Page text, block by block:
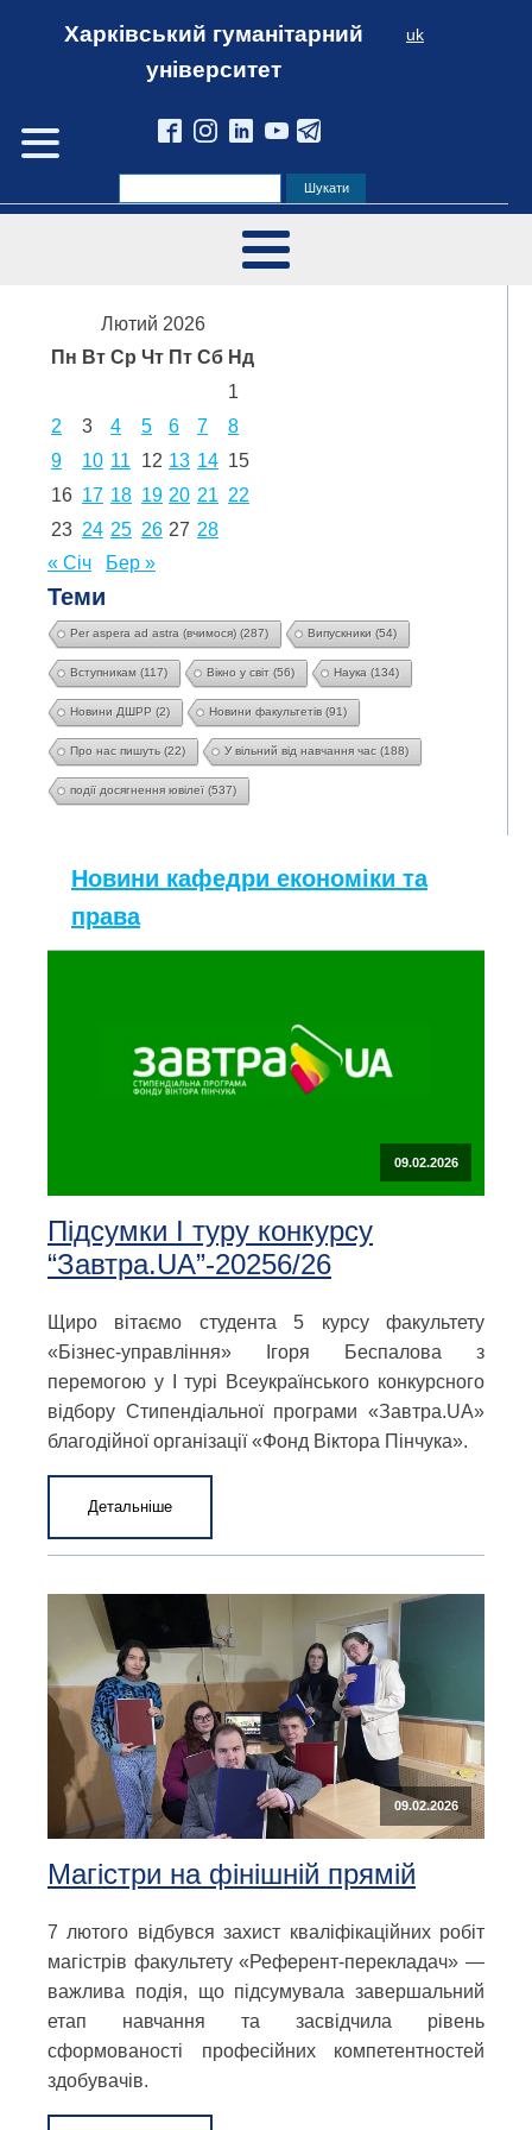
Харківський гуманітарний
університет
uk
Лютий 2026
Пн Вт Ср Чт Пт Сб Нд
1
2
3 4 5 6 7
8
9
10 11 12 13 14 15
16 17 18 19 20 21 22
23 24 25 26 27 28
« Січ
Бер »
Теми
Per aspera ad astra (вчимося) (287) Випускники (54)
Вступникам (117) Вікно у світ (56) Наука (134)
Новини ДШРР (2) Новини факультетів (91)
Про нас пишуть (22) У вільний від навчання час (188)
події досягнення ювілеї (537)
Новини кафедри економіки та
права
09.02.2026
Підсумки І туру конкурсу
“Завтра.UA”-20256/26
Щиро вітаємо студента 5 курсу факультету
«Бізнес-управління» Ігоря Беспалова з
перемогою у І турі Всеукраїнського конкурсного
відбору Стипендіальної програми «Завтра.UA»
благодійної організації «Фонд Віктора Пінчука».
Детальніше
09.02.2026
Магістри на фінішній прямій
7 лютого відбувся захист кваліфікаційних робіт
магістрів факультету «Референт-перекладач» —
важлива подія, що підсумувала завершальний
етап навчання та засвідчила рівень
сформованості професійних компетентностей
здобувачів.